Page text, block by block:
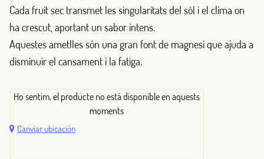
Cada fruit sec transmet les singularitats del sòl i el clima on
ha crescut, aportant un sabor intens.
Aquestes ametlles són una gran font de magnesi que ajuda a
disminuir el cansament i la fatiga.
Ho sentim, el producte no está disponible en aquests
moments
Canviar ubicación